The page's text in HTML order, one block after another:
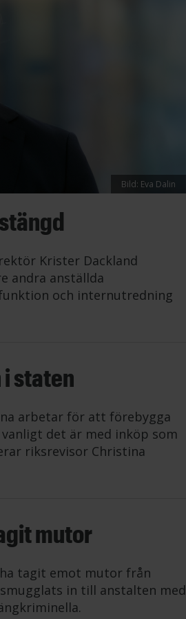
Bild: Eva Dalin
Krister Dackland
andra anställda
och internutredning
staten
arbetar för att förebygga
det är med inköp som
riksrevisor Christina
mutor
tagit emot mutor från
in till anstalten med